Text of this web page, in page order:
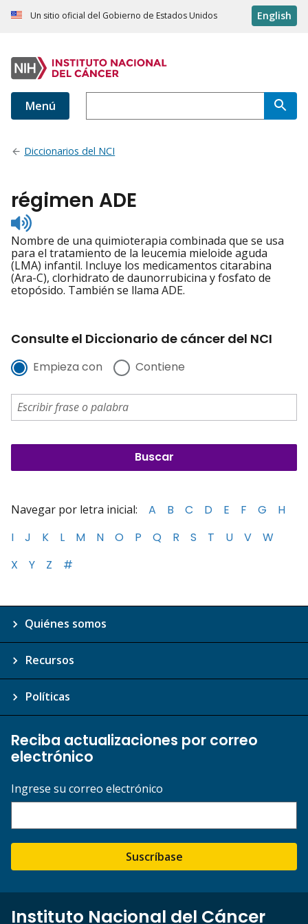
Un sitio oficial del Gobierno de Estados Unidos English
Menú
Diccionarios del NCI
régimen ADE
Listen
to
pronunciation
Nombre de una quimioterapia combinada que se usa
para el tratamiento de la leucemia mieloide aguda
(LMA) infantil. Incluye los medicamentos citarabina
(Ara-C), clorhidrato de daunorrubicina y fosfato de
etopósido. También se llama ADE.
Consulte el Diccionario de cáncer del NCI
Empieza con Contiene
Navegar por letra inicial: A B C D E F G
H
I
J K L M N O P Q R S T U V
W
X
Y Z #
Quiénes somos
Recursos
Políticas
Reciba actualizaciones por correo
electrónico
Ingrese su correo electrónico
Suscríbase
Instituto Nacional del Cáncer